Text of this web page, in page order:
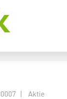
| Aktie